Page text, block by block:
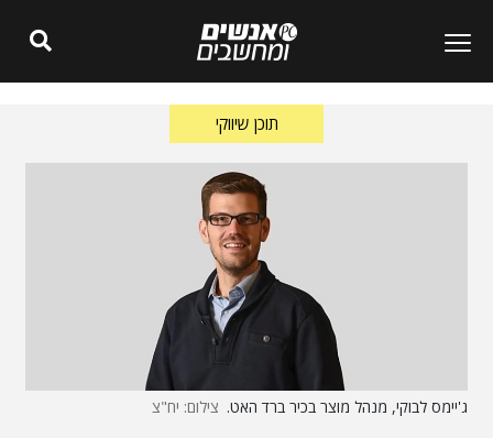
תוכן שיווקי
ג'יימס לבוקי, מנהל מוצר בכיר ברד האט. צילום: יח"צ